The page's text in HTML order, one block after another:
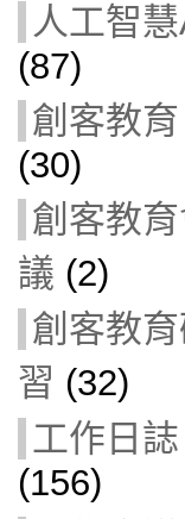
人工智
(87)
創客教育
(30)
創客教
議 (2)
創客教
習 (32)
工作日誌
(156)